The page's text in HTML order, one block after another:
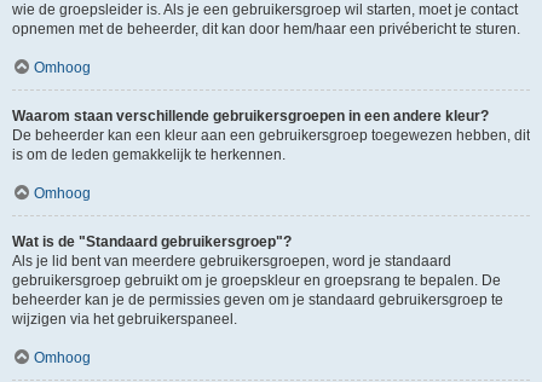
wie de groepsleider is. Als je een gebruikersgroep wil starten, moet je contact
opnemen met de beheerder, dit kan door hem/haar een privébericht te sturen.
Omhoog
Waarom staan verschillende gebruikersgroepen in een andere kleur?
De beheerder kan een kleur aan een gebruikersgroep toegewezen hebben, dit
is om de leden gemakkelijk te herkennen.
Omhoog
Wat is de "Standaard gebruikersgroep"?
Als je lid bent van meerdere gebruikersgroepen, word je standaard
gebruikersgroep gebruikt om je groepskleur en groepsrang te bepalen. De
beheerder kan je de permissies geven om je standaard gebruikersgroep te
wijzigen via het gebruikerspaneel.
Omhoog